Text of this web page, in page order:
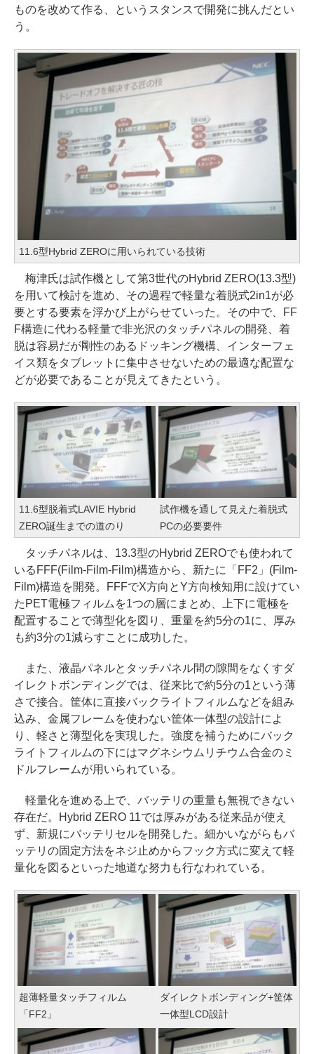
ものを改めて作る、というスタンスで開発に挑んだとい
う。
11.6型Hybrid ZEROに用いられている技術
梅津氏は試作機として第3世代のHybrid ZERO(13.3型)
を用いて検討を進め、その過程で軽量な着脱式2in1が必
要とする要素を浮かび上がらせていった。その中で、FF
F構造に代わる軽量で非光沢のタッチパネルの開発、着
脱は容易だが剛性のあるドッキング機構、インターフェ
イス類をタブレットに集中させないための最適な配置な
どが必要であることが見えてきたという。
11.6型脱着式LAVIE Hybrid
ZERO誕生までの道のり
試作機を通して見えた着脱式
PCの必要要件
タッチパネルは、13.3型のHybrid ZEROでも使われて
いるFFF(Film-Film-Film)構造から、新たに「FF2」(Film-
Film)構造を開発。FFFでX方向とY方向検知用に設けてい
たPET電極フィルムを1つの層にまとめ、上下に電極を
配置することで薄型化を図り、重量を約5分の1に、厚み
も約3分の1減らすことに成功した。
また、液晶パネルとタッチパネル間の隙間をなくすダ
イレクトボンディングでは、従来比で約5分の1という薄
さで接合。筐体に直接バックライトフィルムなどを組み
込み、金属フレームを使わない筐体一体型の設計によ
り、軽さと薄型化を実現した。強度を補うためにバック
ライトフィルムの下にはマグネシウムリチウム合金のミ
ドルフレームが用いられている。
軽量化を進める上で、バッテリの重量も無視できない
存在だ。Hybrid ZERO 11では厚みがある従来品が使え
ず、新規にバッテリセルを開発した。細かいながらもバ
ッテリの固定方法をネジ止めからフック方式に変えて軽
量化を図るといった地道な努力も行なわれている。
超薄軽量タッチフィルム
「FF2」
ダイレクトボンディング+筐体
一体型LCD設計